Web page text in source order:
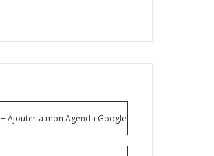
+ Ajouter à mon Agenda Google